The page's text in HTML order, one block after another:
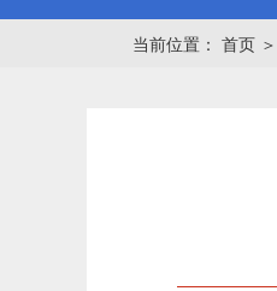
当前位置： 首页 ＞